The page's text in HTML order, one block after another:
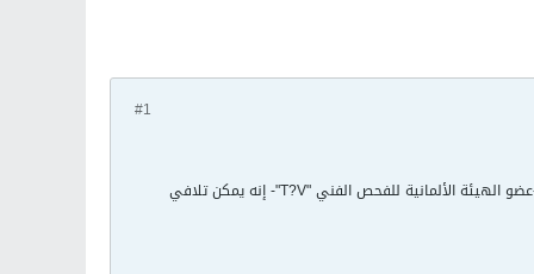
#1
تعد الإصابة بالإنفلونزا من الأعراض الشائعة خلال فصلي الخريف والشتاء. وقالت خبيرة الصحة الألمانية فيته شرام -عضو الهيئة الألمانية للفحص الفني "T?V"- إنه يمكن تلافي